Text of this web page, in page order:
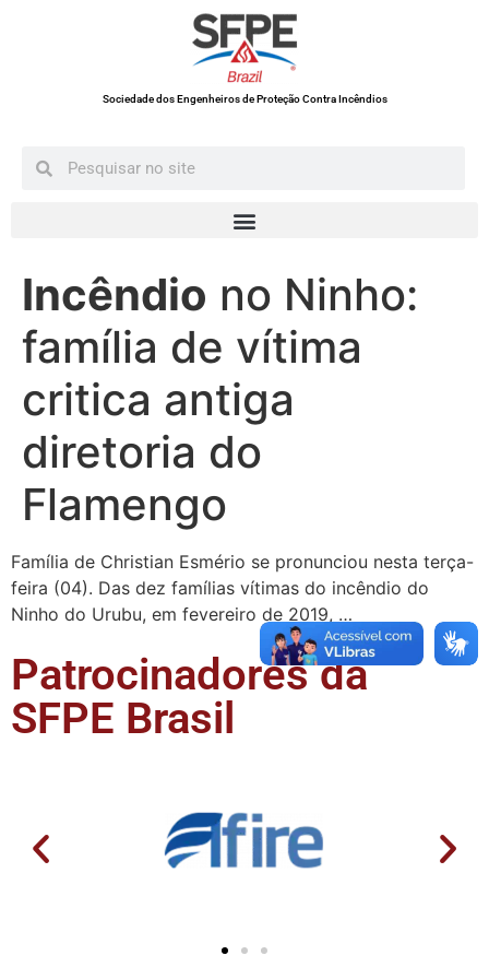
Sociedade dos Engenheiros de Proteção Contra Incêndios
Incêndio no Ninho:
família de vítima
critica antiga
diretoria do
Flamengo
Família de Christian Esmério se pronunciou nesta terça-
feira (04). Das dez famílias vítimas do incêndio do
Ninho do Urubu, em fevereiro de 2019, …
Patrocinadores da
SFPE Brasil